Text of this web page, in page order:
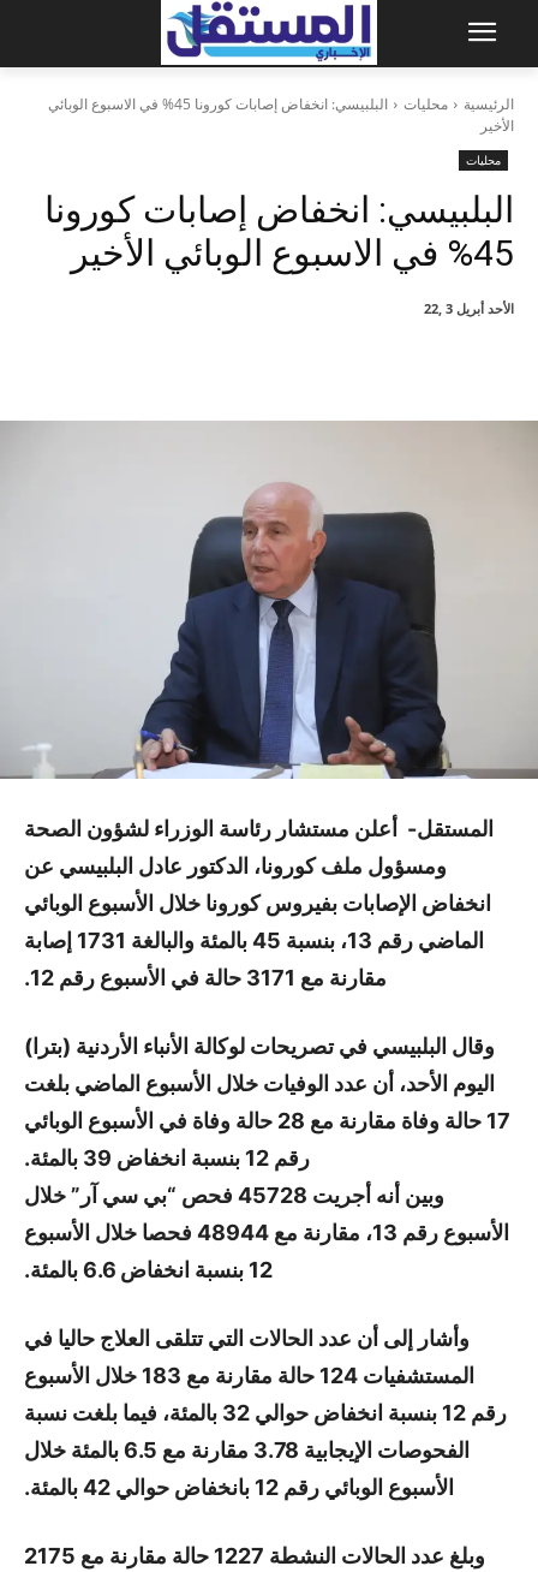
الرئيسية محليات
البلبيسي: انخفاض إصابات كورونا 45% في الاسبوع الوبائي
الأخير
محليات
البلبيسي: انخفاض إصابات كورونا
45% في الاسبوع الوبائي الأخير
الأحد أبريل 3 ,22
المستقل- أعلن مستشار رئاسة الوزراء لشؤون الصحة
ومسؤول ملف كورونا، الدكتور عادل البلبيسي عن
انخفاض الإصابات بفيروس كورونا خلال الأسبوع الوبائي
الماضي رقم 13، بنسبة 45 بالمئة والبالغة 1731 إصابة
مقارنة مع 3171 حالة في الأسبوع رقم 12.
وقال البلبيسي في تصريحات لوكالة الأنباء الأردنية (بترا)
اليوم الأحد، أن عدد الوفيات خلال الأسبوع الماضي بلغت
17 حالة وفاة مقارنة مع 28 حالة وفاة في الأسبوع الوبائي
رقم 12 بنسبة انخفاض 39 بالمئة.
وبين أنه أجريت 45728 فحص “بي سي آر” خلال
الأسبوع رقم 13، مقارنة مع 48944 فحصا خلال الأسبوع
12 بنسبة انخفاض 6.6 بالمئة.
وأشار إلى أن عدد الحالات التي تتلقى العلاج حاليا في
المستشفيات 124 حالة مقارنة مع 183 خلال الأسبوع
رقم 12 بنسبة انخفاض حوالي 32 بالمئة، فيما بلغت نسبة
الفحوصات الإيجابية 3.78 مقارنة مع 6.5 بالمئة خلال
الأسبوع الوبائي رقم 12 بانخفاض حوالي 42 بالمئة.
وبلغ عدد الحالات النشطة 1227 حالة مقارنة مع 2175